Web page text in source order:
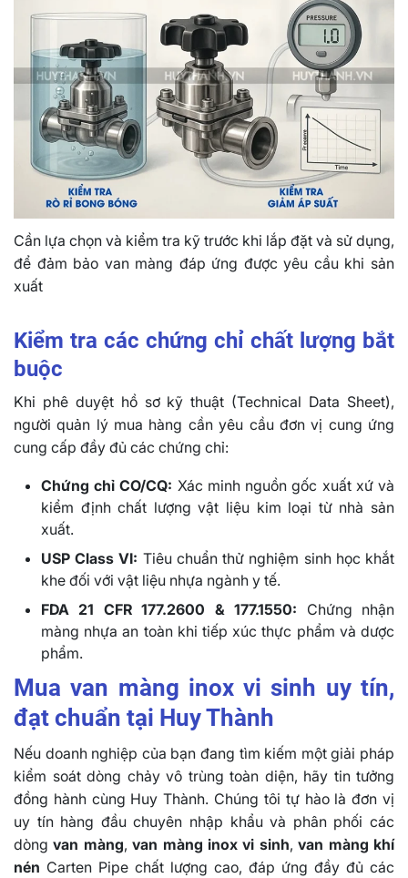
Cần lựa chọn và kiểm tra kỹ trước khi lắp đặt và sử dụng,
để đảm bảo van màng đáp ứng được yêu cầu khi sản
xuất
Kiểm tra các chứng chỉ chất lượng bắt
buộc
Khi phê duyệt hồ sơ kỹ thuật (Technical Data Sheet),
người quản lý mua hàng cần yêu cầu đơn vị cung ứng
cung cấp đầy đủ các chứng chỉ:
Chứng chỉ CO/CQ: Xác minh nguồn gốc xuất xứ và
kiểm định chất lượng vật liệu kim loại từ nhà sản
xuất.
USP Class VI: Tiêu chuẩn thử nghiệm sinh học khắt
khe đối với vật liệu nhựa ngành y tế.
FDA 21 CFR 177.2600 & 177.1550: Chứng nhận
màng nhựa an toàn khi tiếp xúc thực phẩm và dược
phẩm.
Mua van màng inox vi sinh uy tín,
đạt chuẩn tại Huy Thành
Nếu doanh nghiệp của bạn đang tìm kiếm một giải pháp
kiểm soát dòng chảy vô trùng toàn diện, hãy tin tưởng
đồng hành cùng Huy Thành. Chúng tôi tự hào là đơn vị
uy tín hàng đầu chuyên nhập khẩu và phân phối các
dòngvan màng,van màng inox vi sinh,van màng khí
nén Carten Pipe chất lượng cao, đáp ứng đầy đủ các